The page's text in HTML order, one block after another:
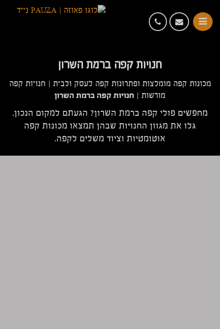
חנויות קפה ברמת השרון
מכונות קפה מומלצות ופתרונות קפה לעסק ולבית
חנויות קפה
מורשות
חנויות קפה ברמת השרון
מחפשים פולי קפה ברמת השרון? הגעתם למקום הנכון.
גלו את מגוון החנויות שבהן תמצאו מכונות קפה
אוטומטיות וציוד משלים לקפה.